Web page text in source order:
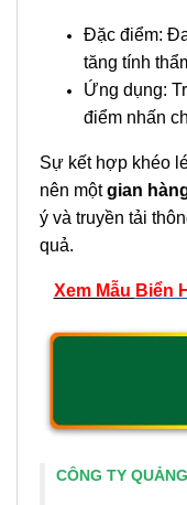
Đặc điểm:
tăng tính
Ứng dụng:
điểm nhấn
Sự kết hợp khéo
nên mộtgian
ý và truyền tải
quả.
Xem Mẫu Biển
CÔNG TY